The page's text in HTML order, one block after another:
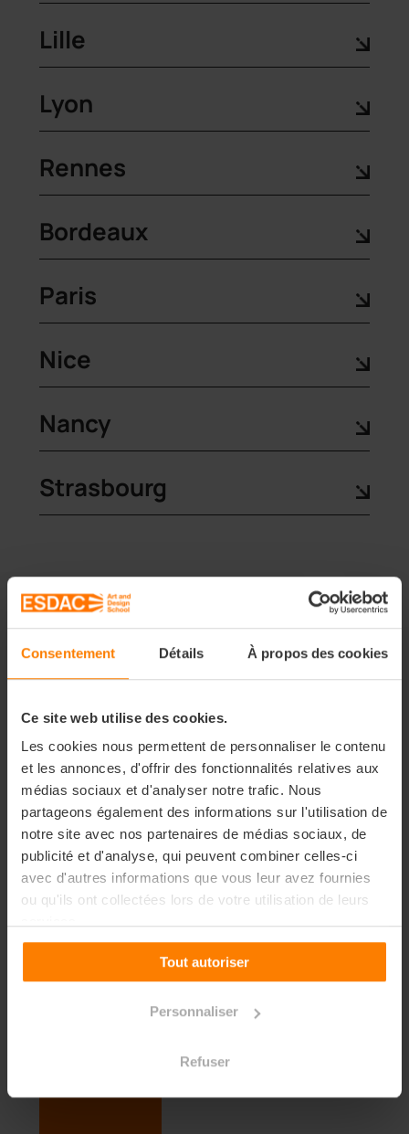
Consentement Détails À propos des cookies
Ce site web utilise des cookies.
Les cookies nous permettent de personnaliser le contenu
et les annonces, d'offrir des fonctionnalités relatives aux
médias sociaux et d'analyser notre trafic. Nous
partageons également des informations sur l'utilisation de
notre site avec nos partenaires de médias sociaux, de
publicité et d'analyse, qui peuvent combiner celles-ci
avec d'autres informations que vous leur avez fournies
ou qu'ils ont collectées lors de votre utilisation de leurs
Tout autoriser
Personnaliser
Refuser
Lille
Lyon
Rennes
Bordeaux
Paris
Nice
Nancy
Strasbourg
Nos Portes
Ouvertes
Rencontrez nos équipes,
visitez nos campus et
découvrez nos formations